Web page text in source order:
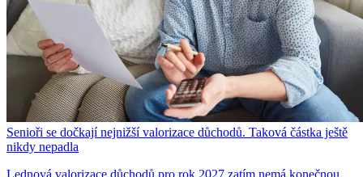
Senioři se dočkají nejnižší valorizace důchodů. Taková částka ještě
nikdy nepadla
Lednová valorizace důchodů pro rok 2027 zatím nemá konečnou